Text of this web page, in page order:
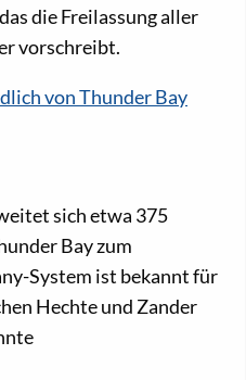
die Freilassung aller
vorschreibt.
von Thunder Bay
sich etwa 375
Bay zum
System ist bekannt für
Hechte und Zander